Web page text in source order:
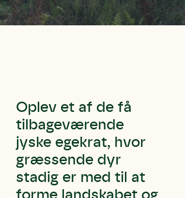
Oplev et af de få
tilbageværende
jyske egekrat, hvor
græssende dyr
stadig er med til at
forme landskabet og